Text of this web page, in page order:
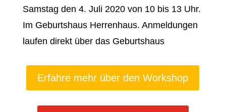
Samstag den 4. Juli 2020 von 10 bis 13 Uhr.
Im Geburtshaus Herrenhaus. Anmeldungen
laufen direkt über das Geburtshaus
Erfahre mehr über den Workshop